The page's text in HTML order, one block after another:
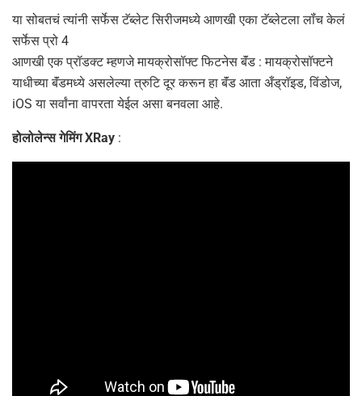
या सोबतचं त्यांनी सर्फेस टॅब्लेट सिरीजमध्ये आणखी एका टॅब्लेटला लॉंच केलं
सर्फेस प्रो 4
आणखी एक प्रॉडक्ट म्हणजे मायक्रोसॉफ्ट फिटनेस बॅंड : मायक्रोसॉफ्टने
याधीच्या बॅंडमध्ये असलेल्या त्रुटि दूर करून हा बॅंड आता अँड्रॉइड, विंडोज,
iOS या सर्वांना वापरता येईल असा बनवला आहे.
होलोलेन्स गेमिंग XRay :